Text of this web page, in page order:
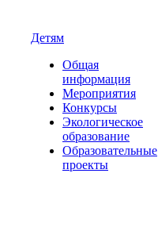
Детям
Общая
информация
Мероприятия
Конкурсы
Экологическое
образование
Образовательные
проекты